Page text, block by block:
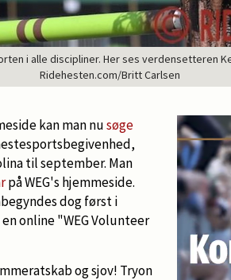
i alle discipliner. Her ses verdensetteren
Ridehesten.com/Britt Carlsen
kan man nusøge
til september. Man
på WEG's hjemmeside.
dog først i
online "WEG Volunteer
og sjov! Tryon